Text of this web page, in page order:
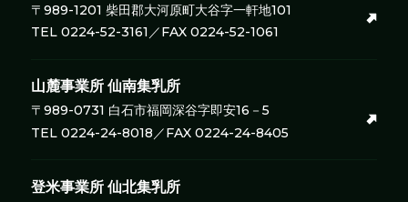
〒989-1201 柴田郡大河原町大谷字一軒地101
TEL 0224-52-3161／FAX 0224-52-1061
山麓事業所仙南集乳所
〒989-0731 白石市福岡深谷字即安16－5
TEL 0224-24-8018／FAX 0224-24-8405
登米事業所仙北集乳所